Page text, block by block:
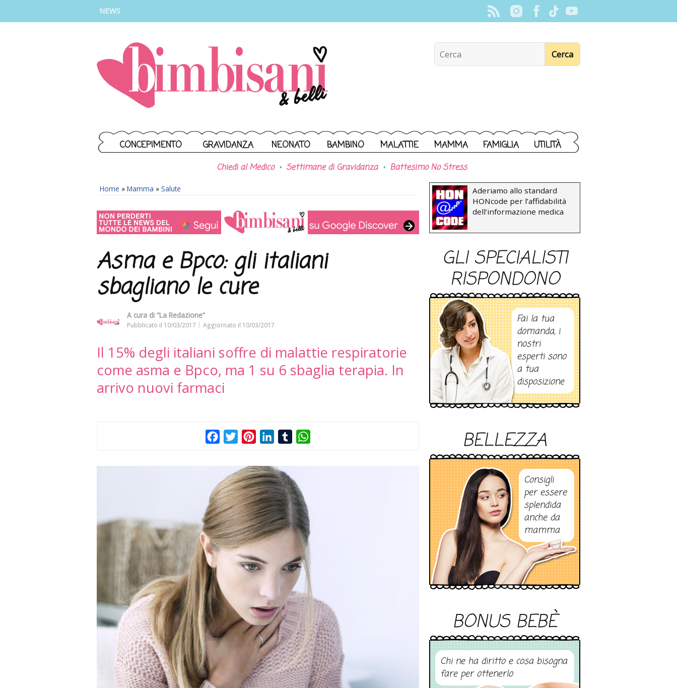
NEWS
CONCEPIMENTO GRAVIDANZA NEONATO BAMBINO MALATTIE MAMMA FAMIGLIA UTILITÀ
Chiedi al Medico Settimane di Gravidanza Battesimo No Stress
Home » Mamma » Salute
Asma e Bpco: gli italiani
sbagliano le cure
A cura di “La Redazione”
Pubblicato il 10/03/2017 Aggiornato il 10/03/2017
Il 15% degli italiani soffre di malattie respiratorie
come asma e Bpco, ma 1 su 6 sbaglia terapia. In
arrivo nuovi farmaci
FacebookTwitterPinterestLinkedInTumblr
Aderiamo allo standard
HONcode per l’affidabilità
dell’informazione medica
GLI SPECIALISTI
RISPONDONO
Fai la tua
domanda, i
nostri
esperti sono
a tua
disposizione
BELLEZZA
Consigli
per essere
splendida
anche da
mamma
BONUS BEBÈ
Chi ne ha diritto e cosa bisogna
fare per ottenerlo